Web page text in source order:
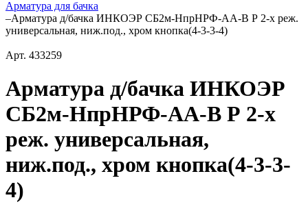
Арматура для бачка
–Арматура д/бачка ИНКОЭР СБ2м-НпрНРФ-АА-В Р 2-х реж.
универсальная, ниж.под., хром кнопка(4-3-3-4)
Арт. 433259
Арматура д/бачка ИНКОЭР
СБ2м-НпрНРФ-АА-В Р 2-х
реж. универсальная,
ниж.под., хром кнопка(4-3-3-
4)